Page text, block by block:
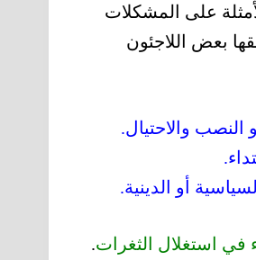
على المشكلات
بعض اللاجئون
النصب والاحتيال.
أو الدينية.
في استغلال الثغرات.